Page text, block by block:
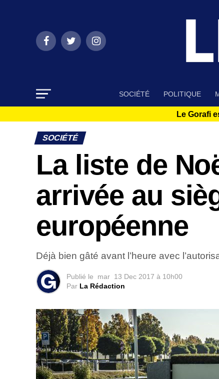
SOCIÉTÉ POLITIQUE
Le Gorafi
SOCIÉTÉ
La liste de
arrivée au
européenne
Déjà bien gâté avant l’heure avec
Publié le mar 13 Dec 2017 à 10h00
Par La Rédaction